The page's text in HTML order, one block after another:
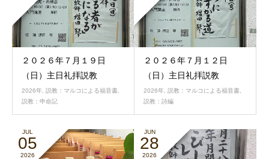
２０２６年７月１９日
（日）主日礼拝説教
2026年 説教：マルコによる福音書
説教：申命記
２０２６年７月１２日
（日）主日礼拝説教
2026年 説教：マルコによる福音書
説教：詩編
JUL
05
2026
JUN
28
2026